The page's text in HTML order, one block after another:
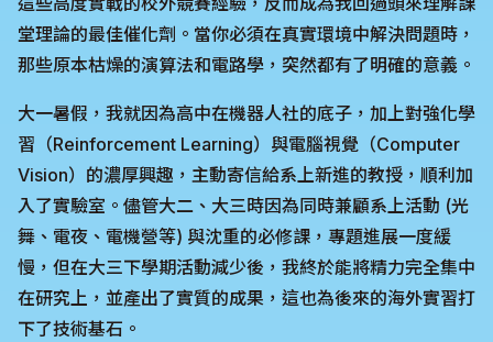
堂理論的最佳催化劑。當你必須在真實環境中解決問題時，
那些原本枯燥的演算法和電路學，突然都有了明確的意義。
大一暑假，我就因為高中在機器人社的底子，加上對強化學
習（Reinforcement Learning）與電腦視覺（Computer
Vision）的濃厚興趣，主動寄信給系上新進的教授，順利加
入了實驗室。儘管大二、大三時因為同時兼顧系上活動 (光
舞、電夜、電機營等) 與沈重的必修課，專題進展一度緩
慢，但在大三下學期活動減少後，我終於能將精力完全集中
在研究上，並產出了實質的成果，這也為後來的海外實習打
下了技術基石。